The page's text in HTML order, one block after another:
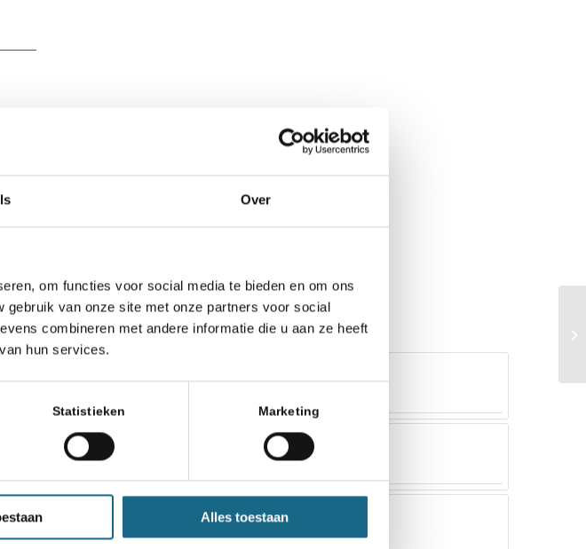
Over
om functies voor social media te bieden en om ons
van onze site met onze partners voor social
combineren met andere informatie die u aan ze heeft
hun services.
Statistieken Marketing
Alles toestaan
in Almelo